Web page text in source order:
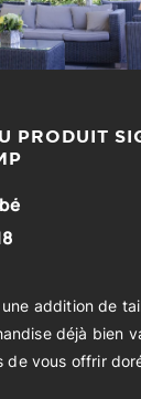
PRODUIT
addition de
déjà bien
de vous offrir